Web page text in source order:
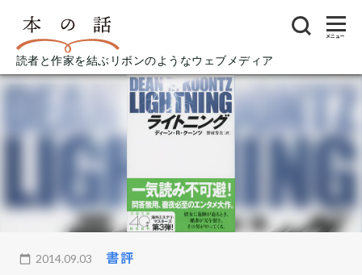
読者と作家を結ぶリボンのようなウェブメディア
メニュー
2014.09.03 書評